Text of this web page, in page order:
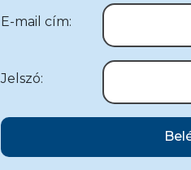
E-mail cím:
Jelszó: